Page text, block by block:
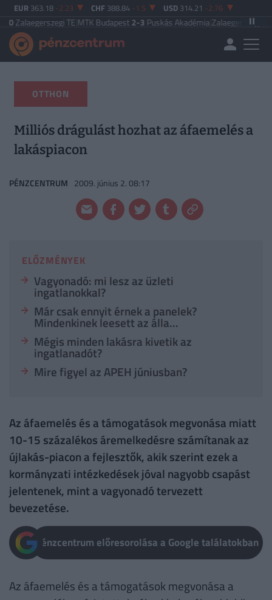
EUR 363.18 -2.23 CHF 388.84 -1.5 USD 314.21 -2.76
TE|MTK Budapest2-3Puskás Akadémia|Zalaegerszegi TE5-2 Paksi
OTTHON
Milliós drágulást hozhat az áfaemelés a
lakáspiacon
PÉNZCENTRUM 2009. június 2. 08:17
ELŐZMÉNYEK
Vagyonadó: mi lesz az üzleti
ingatlanokkal?
Már csak ennyit érnek a panelek?
Mindenkinek leesett az álla...
Mégis minden lakásra kivetik az
ingatlanadót?
Mire figyel az APEH júniusban?
Az áfaemelés és a támogatások megvonása miatt
10-15 százalékos áremelkedésre számítanak az
újlakás-piacon a fejlesztők, akik szerint ezek a
kormányzati intézkedések jóval nagyobb csapást
jelentenek, mint a vagyonadó tervezett
bevezetése.
Pénzcentrum előresorolása a Google találatokban
Az áfaemelés és a támogatások megvonása a